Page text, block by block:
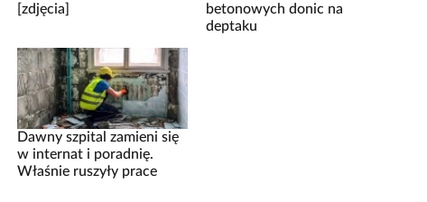
[zdjęcia]
betonowych donic na
deptaku
Dawny szpital zamieni się
w internat i poradnię.
Właśnie ruszyły prace